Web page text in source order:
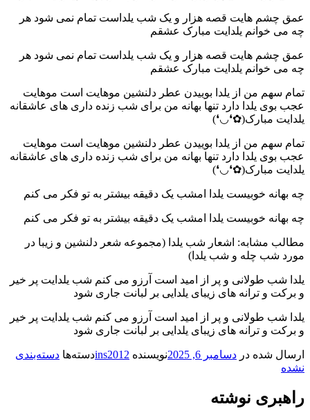
عمق چشم هایت قصه هزار و یک شب یلداست تمام نمی شود هر
چه می خوانم یلدایت مبارک عشقم
عمق چشم هایت قصه هزار و یک شب یلداست تمام نمی شود هر
چه می خوانم یلدایت مبارک عشقم
تمام سهم من از یلدا بوییدن عطر دلنشین موهایت است موهایت
عجب بوی یلدا دارد تنها بهانه من برای شب زنده داری‌ های عاشقانه
یلدایت مبارک(✿❛◡❛)
تمام سهم من از یلدا بوییدن عطر دلنشین موهایت است موهایت
عجب بوی یلدا دارد تنها بهانه من برای شب زنده داری‌ های عاشقانه
یلدایت مبارک(✿❛◡❛)
چه بهانه خوبیست یلدا امشب یک دقیقه بیشتر به تو فکر می‌ کنم
چه بهانه خوبیست یلدا امشب یک دقیقه بیشتر به تو فکر می‌ کنم
مطالب مشابه: اشعار شب یلدا (مجموعه شعر دلنشین و زیبا در
مورد شب چله و شب یلدا)
یلدا شب طولانی و پر از امید است آرزو می‌ کنم شب یلدایت پر خیر
و برکت و ترانه‌ های زیبای یلدایی بر لبانت جاری شود
یلدا شب طولانی و پر از امید است آرزو می‌ کنم شب یلدایت پر خیر
و برکت و ترانه‌ های زیبای یلدایی بر لبانت جاری شود
ارسال شده در دسامبر 6, 2025 نویسنده ins2012دسته‌ها دسته‌بندی
نشده
راهبری نوشته